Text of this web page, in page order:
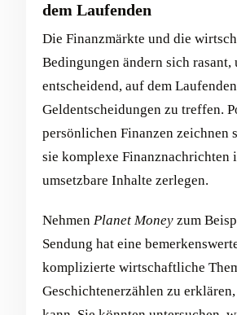
dem Laufenden
Die Finanzmärkte und die
Bedingungen ändern sich rasant,
entscheidend, auf dem
Geldentscheidungen zu treffen.
persönlichen Finanzen zeichnen
sie komplexe Finanznachrichten
umsetzbare Inhalte zerlegen.
Nehmen Planet Money zum
Sendung hat eine
komplizierte wirtschaftliche
Geschichtenerzählen zu